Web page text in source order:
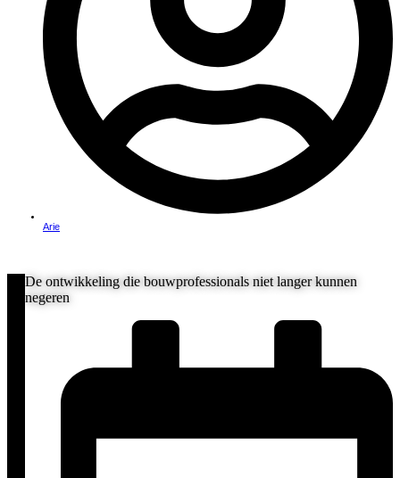
Arie
De ontwikkeling die bouwprofessionals niet langer kunnen
negeren